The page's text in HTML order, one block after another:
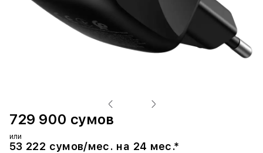
729 900 сумов
или
53 222 сумов/мес. на 24 мес.*